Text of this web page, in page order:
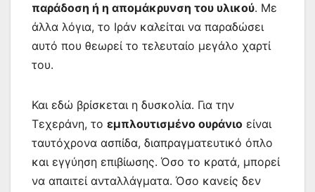
παράδοση ή η απομάκρυνση του υλικού. Με
άλλα λόγια, το Ιράν καλείται να παραδώσει
αυτό που θεωρεί το τελευταίο μεγάλο χαρτί
του.
Και εδώ βρίσκεται η δυσκολία. Για την
Τεχεράνη, το εμπλουτισμένο ουράνιο είναι
ταυτόχρονα ασπίδα, διαπραγματευτικό όπλο
και εγγύηση επιβίωσης. Όσο το κρατά, μπορεί
να απαιτεί ανταλλάγματα. Όσο κανείς δεν